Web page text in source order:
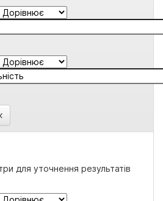
для уточнення результатів